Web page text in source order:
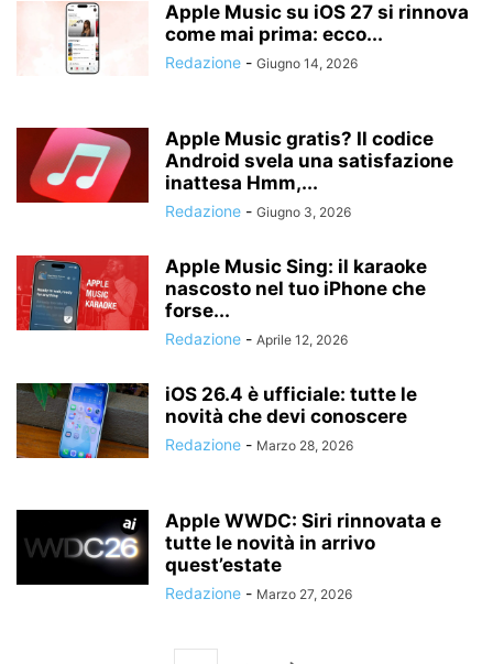
Apple Music su iOS 27 si rinnova
come mai prima: ecco...
Redazione - Giugno 14, 2026
Apple Music gratis? Il codice
Android svela una satisfazione
inattesa Hmm,...
Redazione - Giugno 3, 2026
Apple Music Sing: il karaoke
nascosto nel tuo iPhone che
forse...
Redazione - Aprile 12, 2026
iOS 26.4 è ufficiale: tutte le
novità che devi conoscere
Redazione - Marzo 28, 2026
Apple WWDC: Siri rinnovata e
tutte le novità in arrivo
quest’estate
Redazione - Marzo 27, 2026